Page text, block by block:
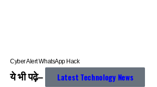
Cyber ​​Alert WhatsApp Hack
ये भी पढ़े– Latest Technology News